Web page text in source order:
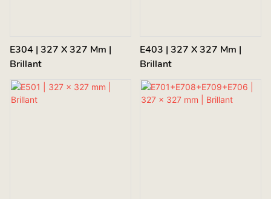
E304 | 327 X 327 Mm |
Brillant
E403 | 327 X 327 Mm |
Brillant